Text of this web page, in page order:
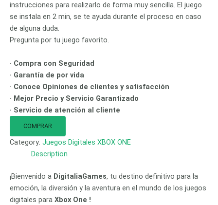
instrucciones para realizarlo de forma muy sencilla. El juego
se instala en 2 min, se te ayuda durante el proceso en caso
de alguna duda.
Pregunta por tu juego favorito.
· Compra con Seguridad
· Garantía de por vida
· Conoce Opiniones de clientes y satisfacción
· Mejor Precio y Servicio Garantizado
· Servicio de atención al cliente
COMPRAR
Category: Juegos Digitales XBOX ONE
Description
¡Bienvenido a DigitaliaGames, tu destino definitivo para la
emoción, la diversión y la aventura en el mundo de los juegos
digitales para Xbox One !